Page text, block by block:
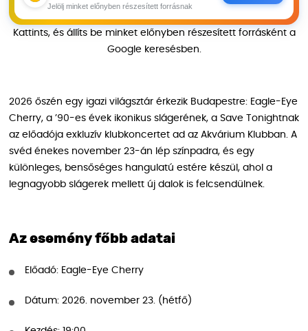
Jelölj minket előnyben részesített forrásnak
Kattints, és állíts be minket előnyben részesített forrásként a
Google keresésben.
2026 őszén egy igazi világsztár érkezik Budapestre: Eagle-Eye
Cherry, a ’90-es évek ikonikus slágerének, a Save Tonightnak
az előadója exkluzív klubkoncertet ad az Akvárium Klubban. A
svéd énekes november 23-án lép színpadra, és egy
különleges, bensőséges hangulatú estére készül, ahol a
legnagyobb slágerek mellett új dalok is felcsendülnek.
Az esemény főbb adatai
Előadó: Eagle-Eye Cherry
Dátum: 2026. november 23. (hétfő)